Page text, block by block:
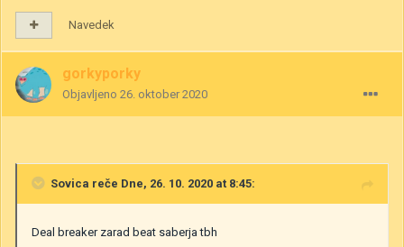
Navedek
gorkyporky
Objavljeno 26. oktober 2020
Sovica reče Dne, 26. 10. 2020 at 8:45:
Deal breaker zarad beat saberja tbh